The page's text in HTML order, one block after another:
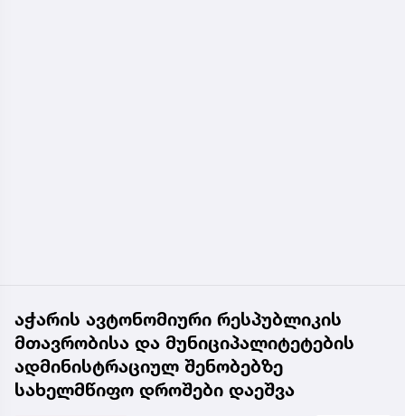
აჭარის ავტონომიური რესპუბლიკის
მთავრობისა და მუნიციპალიტეტების
ადმინისტრაციულ შენობებზე
სახელმწიფო დროშები დაეშვა